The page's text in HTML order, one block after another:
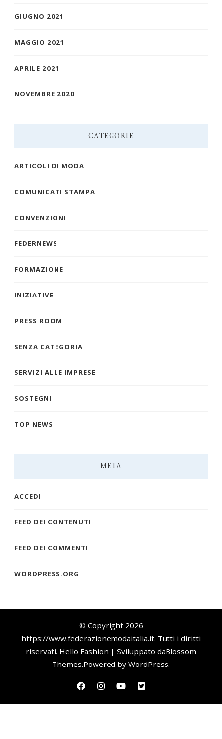
GIUGNO 2021
MAGGIO 2021
APRILE 2021
NOVEMBRE 2020
CATEGORIE
ARTICOLI DI MODA
COMUNICATI STAMPA
CONVENZIONI
FEDERNEWS
FORMAZIONE
INIZIATIVE
PRESS ROOM
SENZA CATEGORIA
SERVIZI ALLE IMPRESE
SOSTEGNI
TOP NEWS
META
ACCEDI
FEED DEI CONTENUTI
FEED DEI COMMENTI
WORDPRESS.ORG
© Copyright 2026
https://www.federazionemodaitalia.it. Tutti i diritti
riservati. Hello Fashion | Sviluppato daBlossom
Themes.Powered by WordPress.